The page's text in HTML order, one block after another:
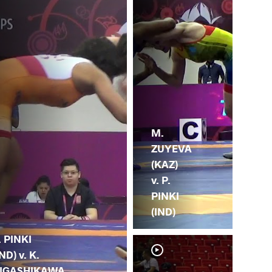
PINKI
v. K.
M.
ZUYEVA
(KAZ)
v. P.
PINKI
(IND)